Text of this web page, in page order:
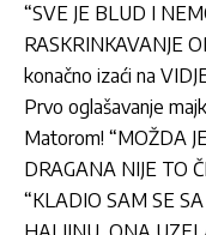
“SVE JE BLUD I
RASKRINKAVANJE
konačno izaći na
Prvo oglašavanje
Matorom! “MOŽDA
DRAGANA NIJE TO
“KLADIO SAM SE